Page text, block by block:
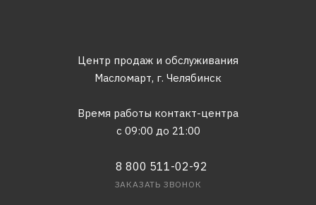
Центр продаж и обслуживания
Масломарт, г. Челябинск
Время работы контакт-центра
с 09:00 до 21:00
8 800 511-02-92
ЗАКАЗАТЬ ЗВОНОК